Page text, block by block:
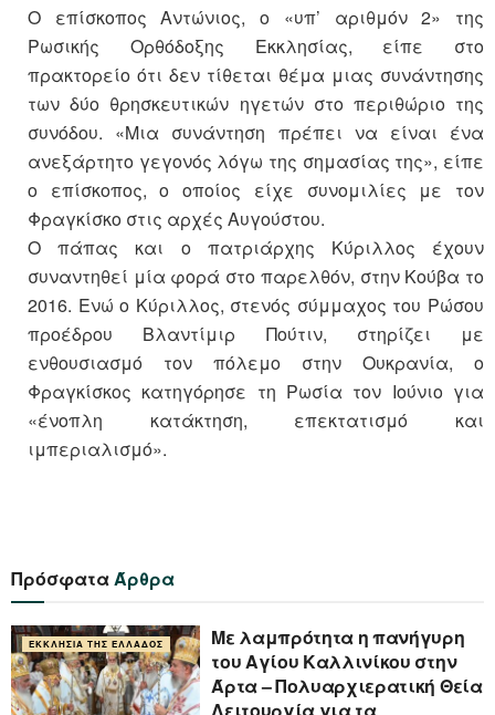
Ο επίσκοπος Αντώνιος, ο «υπ’ αριθμόν 2» της
Ρωσικής Ορθόδοξης Εκκλησίας, είπε στο
πρακτορείο ότι δεν τίθεται θέμα μιας συνάντησης
των δύο θρησκευτικών ηγετών στο περιθώριο της
συνόδου. «Μια συνάντηση πρέπει να είναι ένα
ανεξάρτητο γεγονός λόγω της σημασίας της», είπε
ο επίσκοπος, ο οποίος είχε συνομιλίες με τον
Φραγκίσκο στις αρχές Αυγούστου.
Ο πάπας και ο πατριάρχης Κύριλλος έχουν
συναντηθεί μία φορά στο παρελθόν, στην Κούβα το
2016. Ενώ ο Κύριλλος, στενός σύμμαχος του Ρώσου
προέδρου Βλαντίμιρ Πούτιν, στηρίζει με
ενθουσιασμό τον πόλεμο στην Ουκρανία, ο
Φραγκίσκος κατηγόρησε τη Ρωσία τον Ιούνιο για
«ένοπλη κατάκτηση, επεκτατισμό και
ιμπεριαλισμό».
ΠρόσφαταΆρθρα
ΕΚΚΛΗΣΊΑ ΤΗΣ ΕΛΛΆΔΟΣ
Με λαμπρότητα η πανήγυρη
του Αγίου Καλλινίκου στην
Άρτα – Πολυαρχιερατική Θεία
Λειτουργία για τα